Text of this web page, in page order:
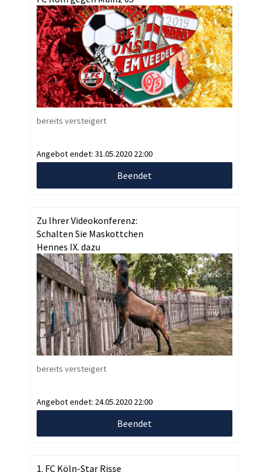
bereits versteigert
Angebot endet: 31.05.2020 22:00
Beendet
Zu Ihrer Videokonferenz:
Schalten Sie Maskottchen
Hennes IX. dazu
bereits versteigert
Angebot endet: 24.05.2020 22:00
Beendet
1. FC Köln-Star Risse